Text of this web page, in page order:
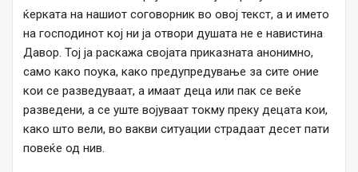
ќерката на нашиот соговорник во овој текст, а и името
на господинот кој ни ја отвори душата не е навистина
Давор. Тој ја раскажа својата приказната анонимно,
само како поука, како предупредување за сите оние
кои се разведуваат, а имаат деца или пак се веќе
разведени, а се уште војуваат токму преку децата кои,
како што вели, во вакви ситуации страдаат десет пати
повеќе од нив.